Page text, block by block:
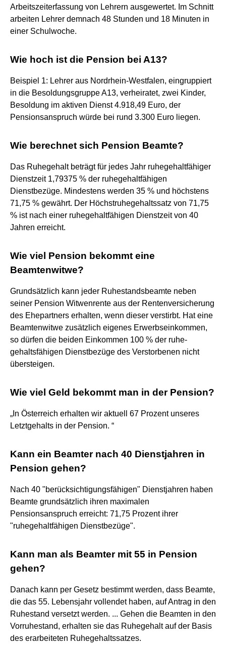
Arbeitszeiterfassung von Lehrern ausgewertet. Im Schnitt
arbeiten Lehrer demnach 48 Stunden und 18 Minuten in
einer Schulwoche.
Wie hoch ist die Pension bei A13?
Beispiel 1: Lehrer aus Nordrhein-Westfalen, eingruppiert
in die Besoldungsgruppe A13, verheiratet, zwei Kinder,
Besoldung im aktiven Dienst 4.918,49 Euro, der
Pensionsanspruch würde bei rund 3.300 Euro liegen.
Wie berechnet sich Pension Beamte?
Das Ruhegehalt beträgt für jedes Jahr ruhegehaltfähiger
Dienstzeit 1,79375 % der ruhegehaltfähigen
Dienstbezüge. Mindestens werden 35 % und höchstens
71,75 % gewährt. Der Höchstruhegehaltssatz von 71,75
% ist nach einer ruhegehaltfähigen Dienstzeit von 40
Jahren erreicht.
Wie viel Pension bekommt eine
Beamtenwitwe?
Grundsätzlich kann jeder Ruhestandsbeamte neben
seiner Pension Witwenrente aus der Rentenversicherung
des Ehepartners erhalten, wenn dieser verstirbt. Hat eine
Beamtenwitwe zusätzlich eigenes Erwerbseinkommen,
so dürfen die beiden Einkommen 100 % der ruhe-
gehaltsfähigen Dienstbezüge des Verstorbenen nicht
übersteigen.
Wie viel Geld bekommt man in der Pension?
„In Österreich erhalten wir aktuell 67 Prozent unseres
Letztgehalts in der Pension. “
Kann ein Beamter nach 40 Dienstjahren in
Pension gehen?
Nach 40 "berücksichtigungsfähigen" Dienstjahren haben
Beamte grundsätzlich ihren maximalen
Pensionsanspruch erreicht: 71,75 Prozent ihrer
"ruhegehaltfähigen Dienstbezüge".
Kann man als Beamter mit 55 in Pension
gehen?
Danach kann per Gesetz bestimmt werden, dass Beamte,
die das 55. Lebensjahr vollendet haben, auf Antrag in den
Ruhestand versetzt werden. ... Gehen die Beamten in den
Vorruhestand, erhalten sie das Ruhegehalt auf der Basis
des erarbeiteten Ruhegehaltssatzes.